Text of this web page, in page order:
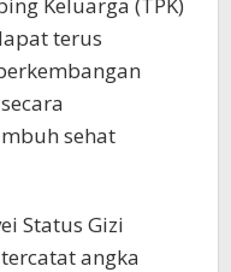
terus
sehat
Status Gizi
angka